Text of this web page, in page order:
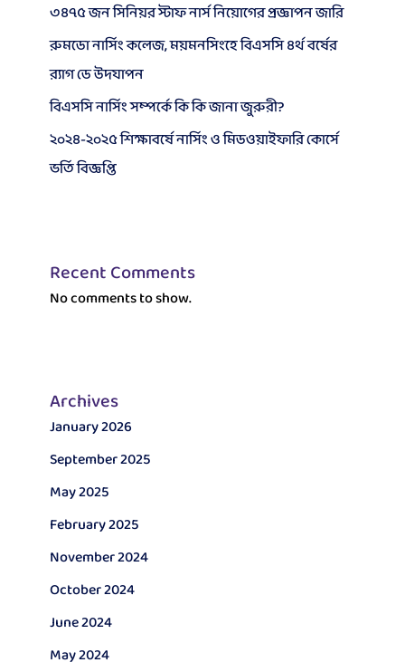
৩৪৭৫ জন সিনিয়র স্টাফ নার্স নিয়োগের প্রজ্ঞাপন জারি
রুমডো নার্সিং কলেজ, ময়মনসিংহে বিএসসি ৪র্থ বর্ষের
র‍্যাগ ডে উদযাপন
বিএসসি নার্সিং সম্পর্কে কি কি জানা জুরুরী?
২০২৪-২০২৫ শিক্ষাবর্ষে নার্সিং ও মিডওয়াইফারি কোর্সে
ভর্তি বিজ্ঞপ্তি
Recent Comments
No comments to show.
Archives
January 2026
September 2025
May 2025
February 2025
November 2024
October 2024
June 2024
May 2024